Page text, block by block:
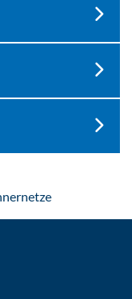
: Per E-Mail